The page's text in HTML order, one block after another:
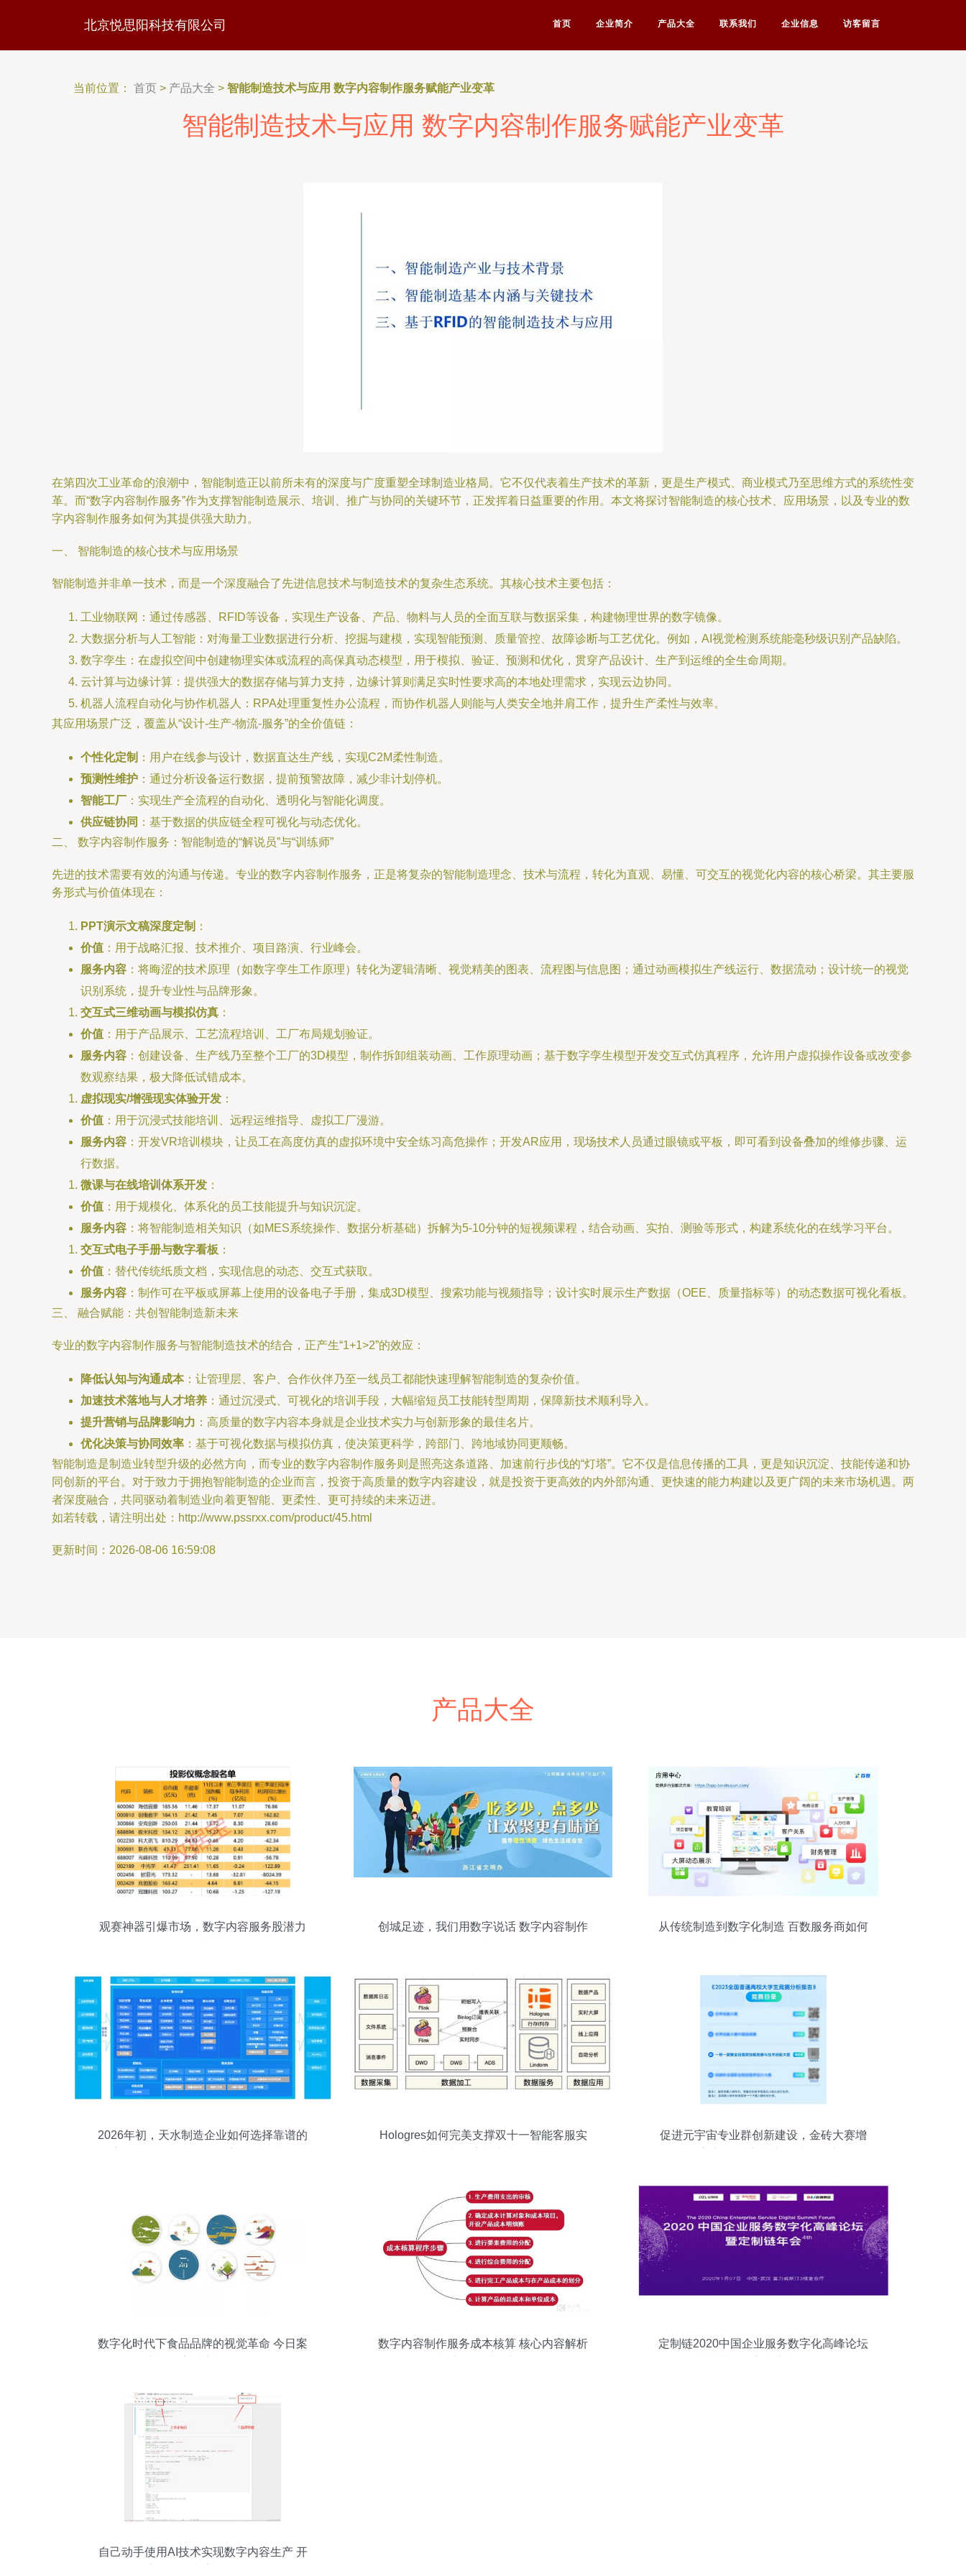
北京悦思阳科技有限公司 首页 企业简介 产品大全 联系我们 企业信息 访客留言
当前位置： 首页 > 产品大全 > 智能制造技术与应用 数字内容制作服务赋能产业变革
智能制造技术与应用 数字内容制作服务赋能产业变革
在第四次工业革命的浪潮中，智能制造正以前所未有的深度与广度重塑全球制造业格局。它不仅代表着生产技术的革新，更是生产模式、商业模式乃至思维方式的系统性变
革。而“数字内容制作服务”作为支撑智能制造展示、培训、推广与协同的关键环节，正发挥着日益重要的作用。本文将探讨智能制造的核心技术、应用场景，以及专业的数
字内容制作服务如何为其提供强大助力。
一、 智能制造的核心技术与应用场景
智能制造并非单一技术，而是一个深度融合了先进信息技术与制造技术的复杂生态系统。其核心技术主要包括：
工业物联网：通过传感器、RFID等设备，实现生产设备、产品、物料与人员的全面互联与数据采集，构建物理世界的数字镜像。
大数据分析与人工智能：对海量工业数据进行分析、挖掘与建模，实现智能预测、质量管控、故障诊断与工艺优化。例如，AI视觉检测系统能毫秒级识别产品缺陷。
数字孪生：在虚拟空间中创建物理实体或流程的高保真动态模型，用于模拟、验证、预测和优化，贯穿产品设计、生产到运维的全生命周期。
云计算与边缘计算：提供强大的数据存储与算力支持，边缘计算则满足实时性要求高的本地处理需求，实现云边协同。
机器人流程自动化与协作机器人：RPA处理重复性办公流程，而协作机器人则能与人类安全地并肩工作，提升生产柔性与效率。
其应用场景广泛，覆盖从“设计-生产-物流-服务”的全价值链：
个性化定制 ：用户在线参与设计，数据直达生产线，实现C2M柔性制造。
预测性维护 ：通过分析设备运行数据，提前预警故障，减少非计划停机。
智能工厂 ：实现生产全流程的自动化、透明化与智能化调度。
供应链协同 ：基于数据的供应链全程可视化与动态优化。
二、 数字内容制作服务：智能制造的“解说员”与“训练师”
先进的技术需要有效的沟通与传递。专业的数字内容制作服务，正是将复杂的智能制造理念、技术与流程，转化为直观、易懂、可交互的视觉化内容的核心桥梁。其主要服
务形式与价值体现在：
PPT演示文稿深度定制 ：
价值 ：用于战略汇报、技术推介、项目路演、行业峰会。
服务内容 ：将晦涩的技术原理（如数字孪生工作原理）转化为逻辑清晰、视觉精美的图表、流程图与信息图；通过动画模拟生产线运行、数据流动；设计统一的视觉
识别系统，提升专业性与品牌形象。
交互式三维动画与模拟仿真 ：
价值 ：用于产品展示、工艺流程培训、工厂布局规划验证。
服务内容 ：创建设备、生产线乃至整个工厂的3D模型，制作拆卸组装动画、工作原理动画；基于数字孪生模型开发交互式仿真程序，允许用户虚拟操作设备或改变参
数观察结果，极大降低试错成本。
虚拟现实/增强现实体验开发 ：
价值 ：用于沉浸式技能培训、远程运维指导、虚拟工厂漫游。
服务内容 ：开发VR培训模块，让员工在高度仿真的虚拟环境中安全练习高危操作；开发AR应用，现场技术人员通过眼镜或平板，即可看到设备叠加的维修步骤、运
行数据。
微课与在线培训体系开发 ：
价值 ：用于规模化、体系化的员工技能提升与知识沉淀。
服务内容 ：将智能制造相关知识（如MES系统操作、数据分析基础）拆解为5-10分钟的短视频课程，结合动画、实拍、测验等形式，构建系统化的在线学习平台。
交互式电子手册与数字看板 ：
价值 ：替代传统纸质文档，实现信息的动态、交互式获取。
服务内容 ：制作可在平板或屏幕上使用的设备电子手册，集成3D模型、搜索功能与视频指导；设计实时展示生产数据（OEE、质量指标等）的动态数据可视化看板。
三、 融合赋能：共创智能制造新未来
专业的数字内容制作服务与智能制造技术的结合，正产生“1+1>2”的效应：
降低认知与沟通成本：让管理层、客户、合作伙伴乃至一线员工都能快速理解智能制造的复杂价值。
加速技术落地与人才培养 ：通过沉浸式、可视化的培训手段，大幅缩短员工技能转型周期，保障新技术顺利导入。
提升营销与品牌影响力 ：高质量的数字内容本身就是企业技术实力与创新形象的最佳名片。
优化决策与协同效率 ：基于可视化数据与模拟仿真，使决策更科学，跨部门、跨地域协同更顺畅。
智能制造是制造业转型升级的必然方向，而专业的数字内容制作服务则是照亮这条道路、加速前行步伐的“灯塔”。它不仅是信息传播的工具，更是知识沉淀、技能传递和协
同创新的平台。对于致力于拥抱智能制造的企业而言，投资于高质量的数字内容建设，就是投资于更高效的内外部沟通、更快速的能力构建以及更广阔的未来市场机遇。两
者深度融合，共同驱动着制造业向着更智能、更柔性、更可持续的未来迈进。
如若转载，请注明出处：http://www.pssrxx.com/product/45.html
更新时间：2026-08-06 16:59:08
产品大全
观赛神器引爆市场，数字内容服务股潜力
创城足迹，我们用数字说话 数字内容制作
从传统制造到数字化制造 百数服务商如何
2026年初，天水制造企业如何选择靠谱的
Hologres如何完美支撑双十一智能客服实
促进元宇宙专业群创新建设，金砖大赛增
数字化时代下食品品牌的视觉革命 今日案
数字内容制作服务成本核算 核心内容解析
定制链2020中国企业服务数字化高峰论坛
自己动手使用AI技术实现数字内容生产 开